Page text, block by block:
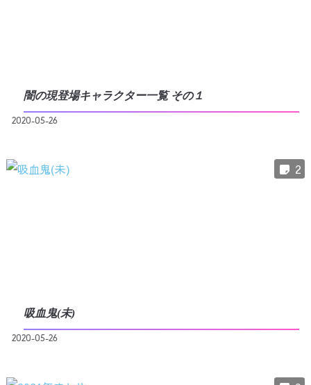
闇の現登場キャラクター一覧 その１
2020-05-26
2
吸血鬼(未)
2020-05-26